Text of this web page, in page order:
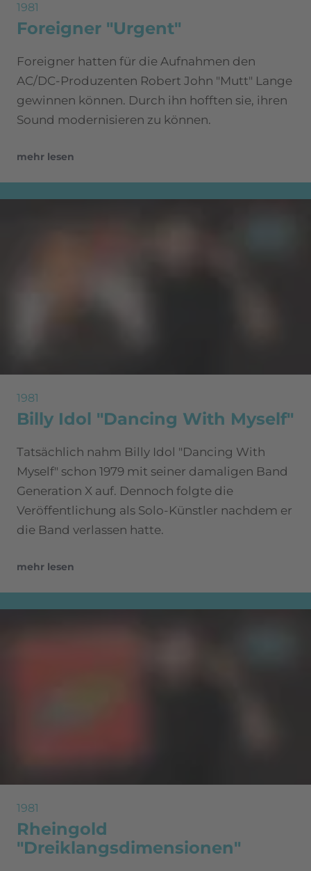
1981
Foreigner "Urgent"
Foreigner hatten für die Aufnahmen den
AC/DC-Produzenten Robert John "Mutt" Lange
gewinnen können. Durch ihn hofften sie, ihren
Sound modernisieren zu können.
mehr lesen
1981
Billy Idol "Dancing With Myself"
Tatsächlich nahm Billy Idol "Dancing With
Myself" schon 1979 mit seiner damaligen Band
Generation X auf. Dennoch folgte die
Veröffentlichung als Solo-Künstler nachdem er
die Band verlassen hatte.
mehr lesen
1981
Rheingold
"Dreiklangsdimensionen"